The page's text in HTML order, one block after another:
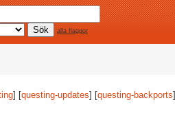
alla flaggor
] [questing-updates] [questing-backports]